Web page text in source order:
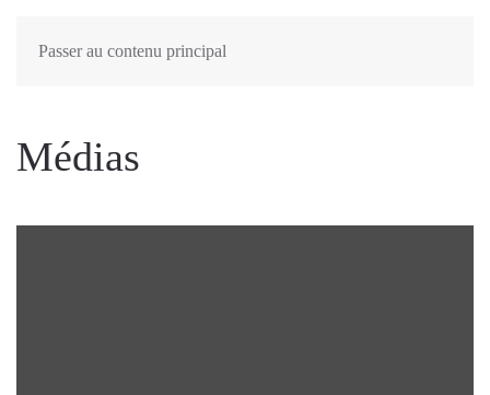
Passer au contenu principal
Médias